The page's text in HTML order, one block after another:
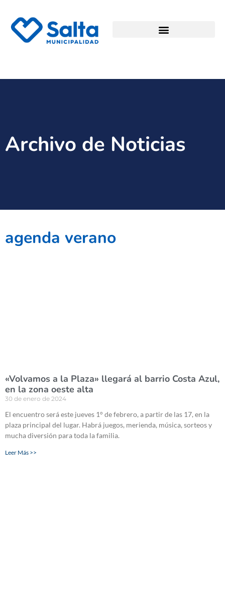
Archivo de Noticias
agenda verano
«Volvamos a la Plaza» llegará al barrio Costa Azul,
en la zona oeste alta
30 de enero de 2024
El encuentro será este jueves 1° de febrero, a partir de las 17, en la
plaza principal del lugar. Habrá juegos, merienda, música, sorteos y
mucha diversión para toda la familia.
Leer Más >>